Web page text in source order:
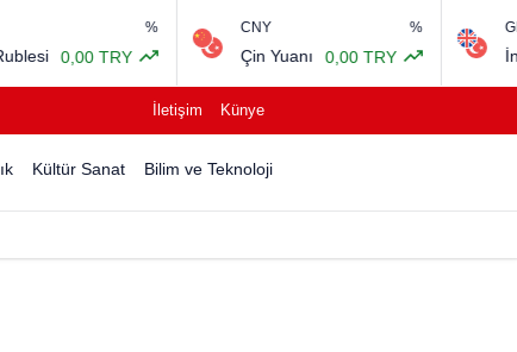
0,00 TRY
CNY
Çin Yuanı 0,00 TRY
GBP
İngiliz
İletişim Künye
Kültür Sanat Bilim ve Teknoloji